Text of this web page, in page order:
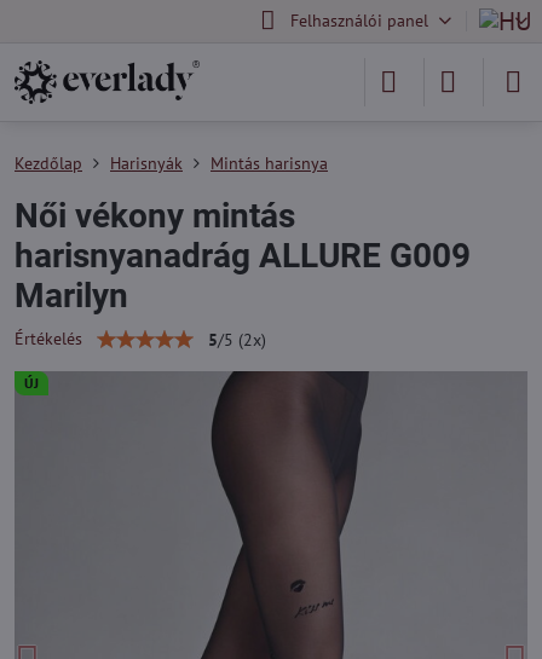
Felhasználói panel
ÚJ
Kezdőlap Harisnyák Mintás harisnya
Női vékony mintás
harisnyanadrág ALLURE G009
Marilyn
Értékelés 5/5 (2x)